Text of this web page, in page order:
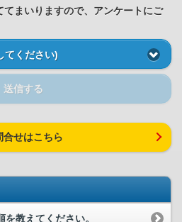
まいりますので、アンケートにご
てください)
送信する
合せはこちら
を教えてください。